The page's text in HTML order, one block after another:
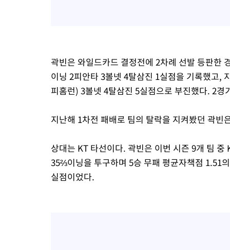
곽빈은 와일드카드 결정전에 2차례 선발 등판한
이닝 2피안타 3볼넷 4탈삼진 1실점을 기록했고,
피홈런) 3볼넷 4탈삼진 5실점으로 부진했다. 2경
지난해 1차전 패배로 팀의 탈락을 지켜봤던 곽
상대는 KT 타선이다. 곽빈은 이번 시즌 9개 팀
35⅔이닝을 투구하며 5승 무패 평균자책점 1.51
실점이었다.